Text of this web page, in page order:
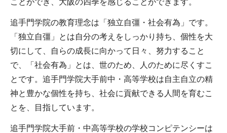
ことができ、大阪の四季を感じることができます。
追手門学院の教育理念は「独立自彊・社会有為」です。
「独立自彊」とは自分の考えをしっかり持ち、個性を大
切にして、自らの成長に向かって日々、努力すること
で、「社会有為」とは、世のため、人のために尽くすこ
とです。追手門学院大手前中・高等学校は自主自立の精
神と豊かな個性を持ち、社会に貢献できる人間を育むこ
とを、目指しています。
追手門学院大手前・中高等学校の学校コンピテンシーは